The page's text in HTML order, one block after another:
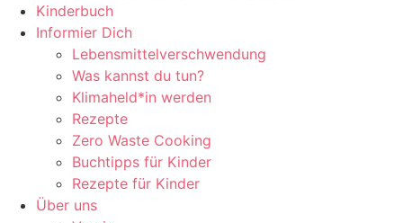
Kinderbuch
Informier Dich
Lebensmittelverschwendung
Was kannst du tun?
Klimaheld*in werden
Rezepte
Zero Waste Cooking
Buchtipps für Kinder
Rezepte für Kinder
Über uns